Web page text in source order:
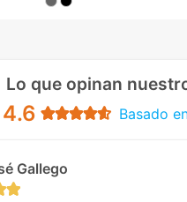
Lo que opinan
4.6 Basado
Gallego